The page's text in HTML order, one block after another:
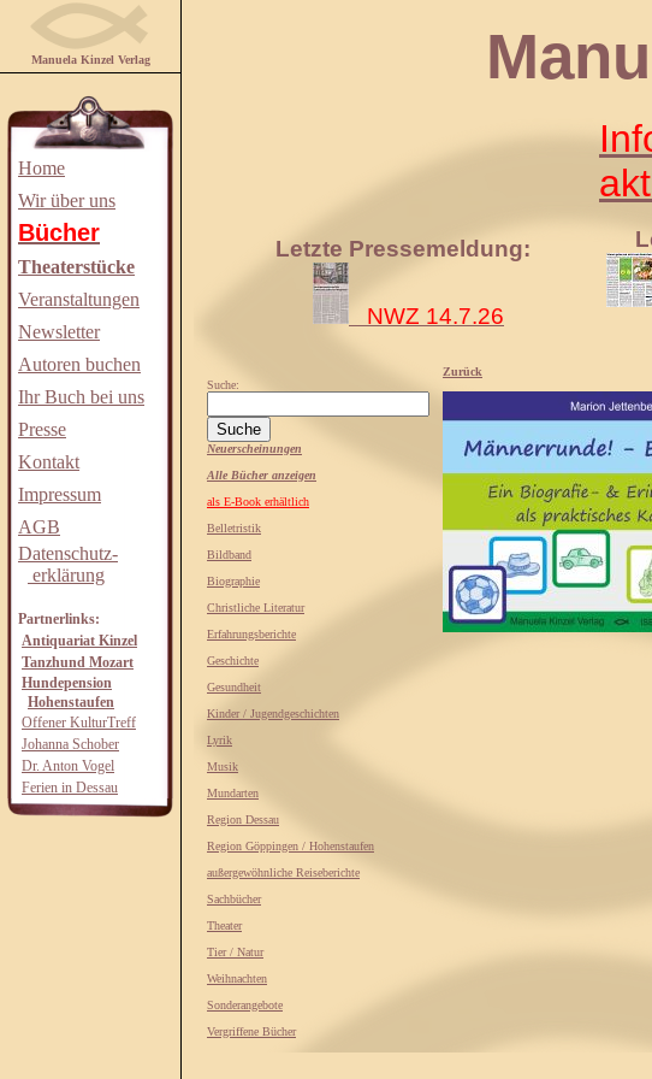
Manuela Kinzel Verlag
Home
Wir über uns
Bücher
Theaterstücke
Veranstaltungen
Newsletter
Autoren buchen
Ihr Buch bei uns
Presse
Kontakt
Impressum
AGB
Datenschutz-
erklärung
Partnerlinks:
Antiquariat Kinzel
Tanzhund Mozart
Hundepension
Hohenstaufen
Offener KulturTreff
Johanna Schober
Dr. Anton Vogel
Ferien in Dessau
Manuela
Letzte Pressemeldung:
NWZ 14.7.26
Suche:
Neuerscheinungen
Alle Bücher anzeigen
als E-Book erhältlich
Belletristik
Bildband
Biographie
Christliche Literatur
Erfahrungsberichte
Geschichte
Gesundheit
Kinder / Jugendgeschichten
Lyrik
Musik
Mundarten
Region Dessau
Region Göppingen / Hohenstaufen
außergewöhnliche Reiseberichte
Sachbücher
Theater
Tier / Natur
Weihnachten
Sonderangebote
Vergriffene Bücher
Zurück